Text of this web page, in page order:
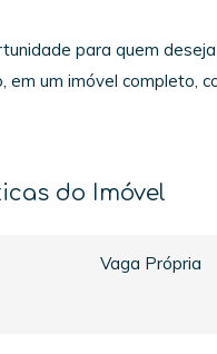
para quem
em um imóvel completo,
do Imóvel
Vaga Própria